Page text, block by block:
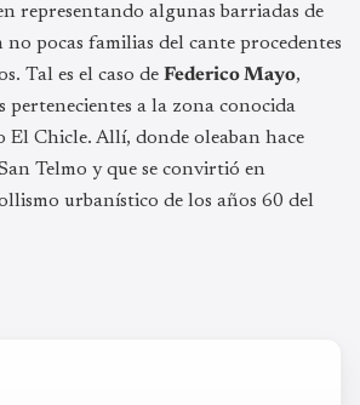
representando algunas barriadas de
no pocas familias del cante procedentes
Tal es el caso de Federico Mayo,
pertenecientes a la zona conocida
El Chicle. Allí, donde oleaban hace
Telmo y que se convirtió en
urbanístico de los años 60 del